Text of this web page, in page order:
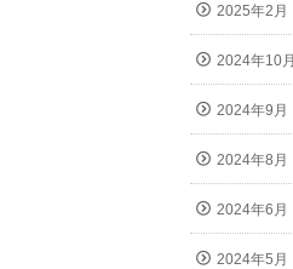
2025年2月
2024年10月
2024年9月
2024年8月
2024年6月
2024年5月